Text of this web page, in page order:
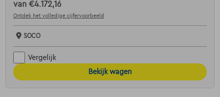
van €4.172,16
Ontdek het volledige cijfervoorbeeld
SOCO
Vergelijk
Bekijk wagen